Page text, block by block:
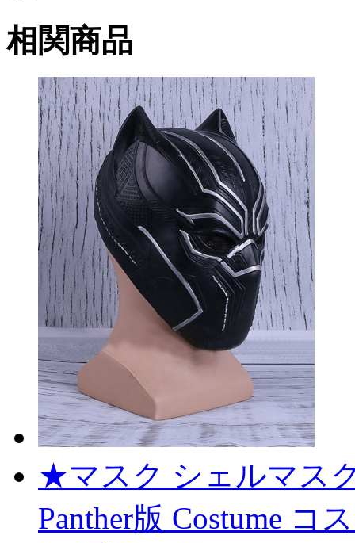
相関商品
★マスク シェルマス
Panther版 Costume コ